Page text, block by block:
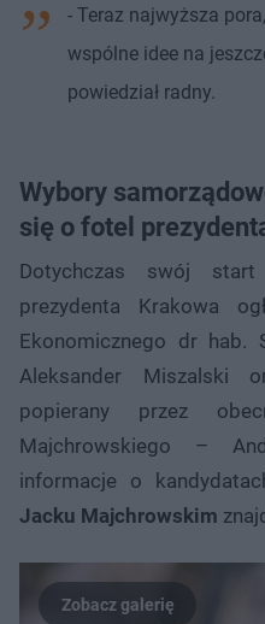
- Teraz najwyższa
wspólne idee na
powiedział radny.
Wybory
się o fotel
Dotychczas swój
prezydenta Krakowa
Ekonomicznego dr hab.
Aleksander Miszalski
popierany przez
Majchrowskiego –
informacje o
Jacku Majchrowskim